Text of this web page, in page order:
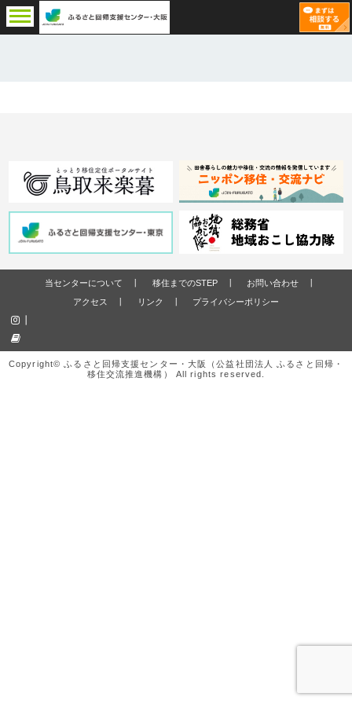
当センターについて 移住までのSTEP
お問い合わせ
アクセス
リンク プライバシーポリシー
Copyright© ふるさと回帰支援センター・大阪（公益社団法人 ふるさと回帰・
移住交流推進機構） All rights reserved.